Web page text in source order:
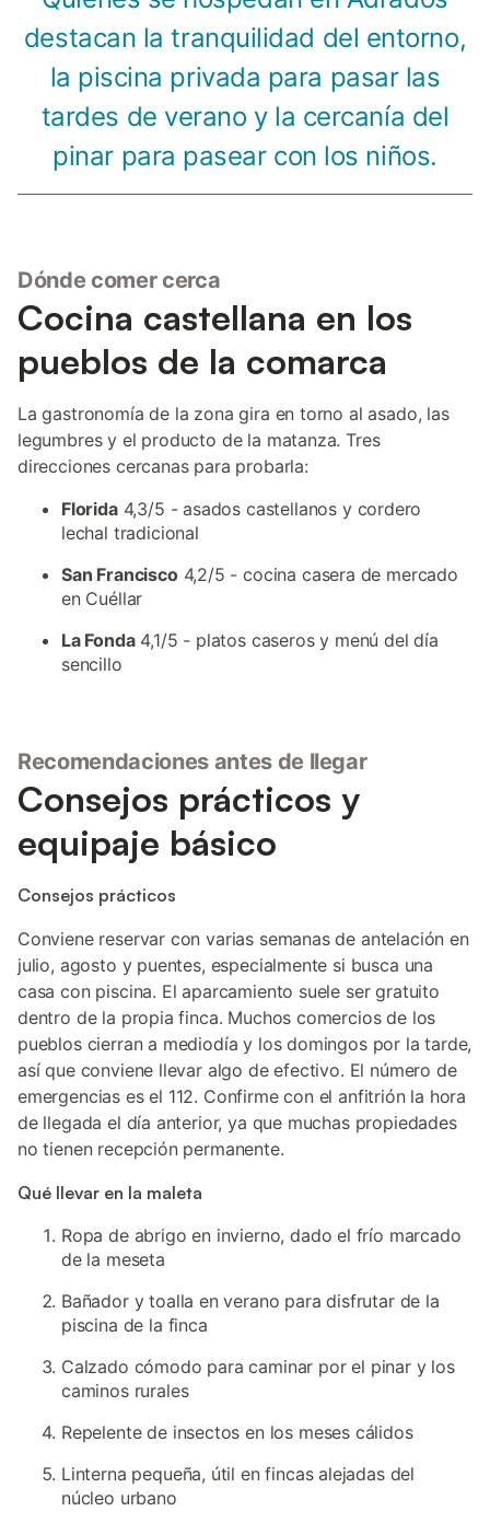
destacan la tranquilidad del entorno,
la piscina privada para pasar las
tardes de verano y la cercanía del
pinar para pasear con los niños.
Dónde comer cerca
Cocina castellana en los
pueblos de la comarca
La gastronomía de la zona gira en torno al asado, las
legumbres y el producto de la matanza. Tres
direcciones cercanas para probarla:
Florida4,3/5 - asados castellanos y cordero
lechal tradicional
San Francisco4,2/5 - cocina casera de mercado
en Cuéllar
La Fonda4,1/5 - platos caseros y menú del día
sencillo
Recomendaciones antes de llegar
Consejos prácticos y
equipaje básico
Consejos prácticos
Conviene reservar con varias semanas de antelación en
julio, agosto y puentes, especialmente si busca una
casa con piscina. El aparcamiento suele ser gratuito
dentro de la propia finca. Muchos comercios de los
pueblos cierran a mediodía y los domingos por la tarde,
así que conviene llevar algo de efectivo. El número de
emergencias es el 112. Confirme con el anfitrión la hora
de llegada el día anterior, ya que muchas propiedades
no tienen recepción permanente.
Qué llevar en la maleta
Ropa de abrigo en invierno, dado el frío marcado
de la meseta
Bañador y toalla en verano para disfrutar de la
piscina de la finca
Calzado cómodo para caminar por el pinar y los
caminos rurales
Repelente de insectos en los meses cálidos
Linterna pequeña, útil en fincas alejadas del
núcleo urbano